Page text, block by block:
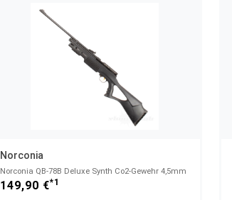
Norconia
Norconia QB-78B Deluxe Synth Co2-Gewehr 4,5mm
149,90 €*1